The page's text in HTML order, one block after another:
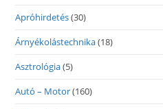
Apróhirdetés(30)
Árnyékolástechnika(18)
Asztrológia(5)
Autó – Motor(160)